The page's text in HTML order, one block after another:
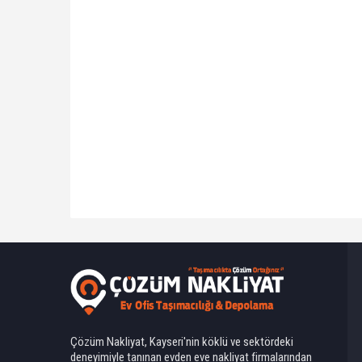
Çözüm Nakliyat, Kayseri'nin köklü ve sektördeki
deneyimiyle tanınan evden eve nakliyat firmalarından
Ahmet Yılmaz